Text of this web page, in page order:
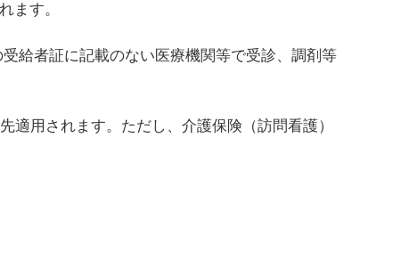
ます。
給者証に記載のない医療機関等で受診、調剤等
適用されます。ただし、介護保険（訪問看護）